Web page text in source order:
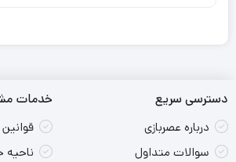
دسترسی سریع
درباره عصربازی
سوالات متداول
خدمات
ناحیه